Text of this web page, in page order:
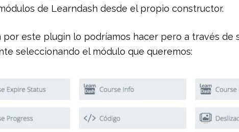
de Learndash desde el propio constructor.
por este plugin lo podríamos hacer pero a través de
seleccionando el módulo que queremos: